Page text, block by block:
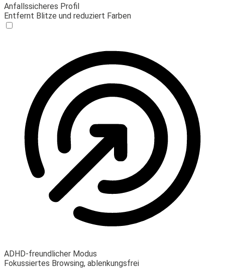
Anfallssicheres Profil
Entfernt Blitze und reduziert Farben
ADHD-freundlicher Modus
Fokussiertes Browsing, ablenkungsfrei